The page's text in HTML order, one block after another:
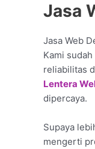
Jasa
Jasa Web
Kami
reliabilitas
Lentera
dipercaya.
Supaya
mengerti